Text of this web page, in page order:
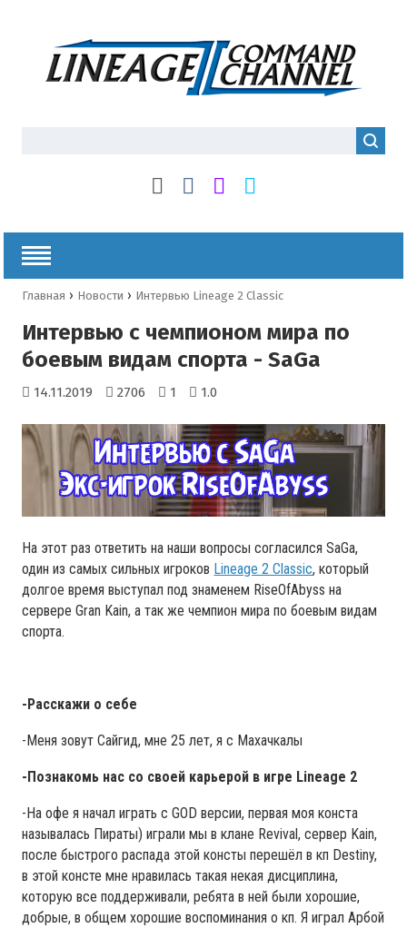
Главная › Новости › Интервью Lineage 2 Classic
Интервью с чемпионом мира по
боевым видам спорта - SaGa
14.11.2019 2706 1 1.0
На этот раз ответить на наши вопросы согласился SaGa,
один из самых сильных игроков Lineage 2 Classic, который
долгое время выступал под знаменем RiseOfAbyss на
сервере Gran Kain, а так же чемпион мира по боевым видам
спорта.
-Расскажи о себе
-Меня зовут Сайгид, мне 25 лет, я с Махачкалы
-Познакомь нас со своей карьерой в игре Lineage 2
-На офе я начал играть с GOD версии, первая моя конста
называлась Пираты) играли мы в клане Revival, сервер Kain,
после быстрого распада этой консты перешёл в кп Destiny,
в этой консте мне нравилась такая некая дисциплина,
которую все поддерживали, ребята в ней были хорошие,
добрые, в общем хорошие воспоминания о кп. Я играл Арбой